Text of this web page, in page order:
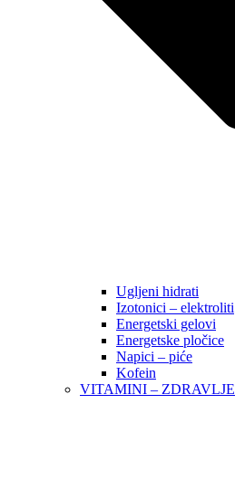
Ugljeni hidrati
Izotonici – elektroliti
Energetski gelovi
Energetske pločice
Napici – piće
Kofein
VITAMINI – ZDRAVLJE